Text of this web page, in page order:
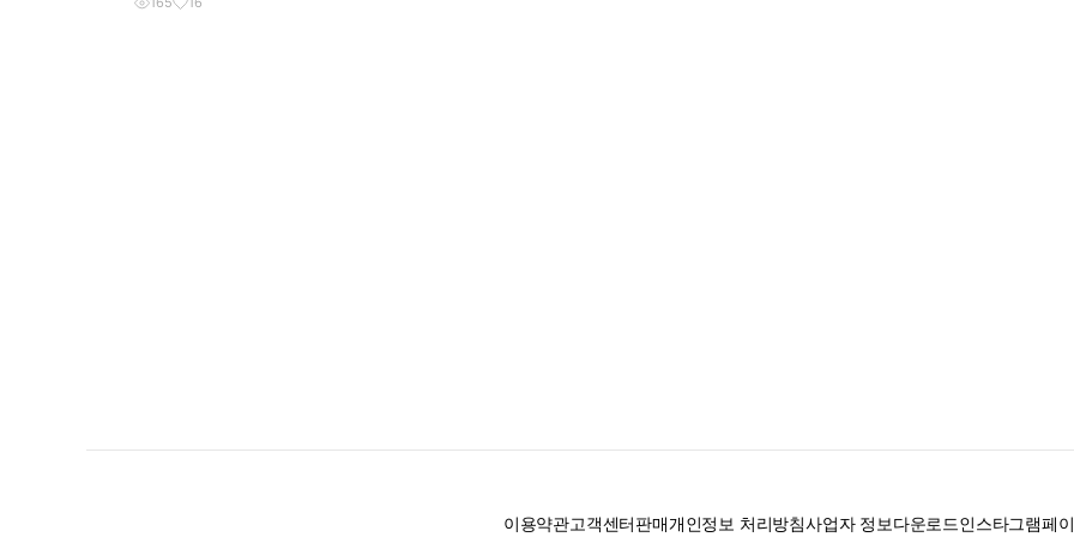
이용약관고객센터판매개인정보 처리방침사업자 정보다운로드인스타그램페